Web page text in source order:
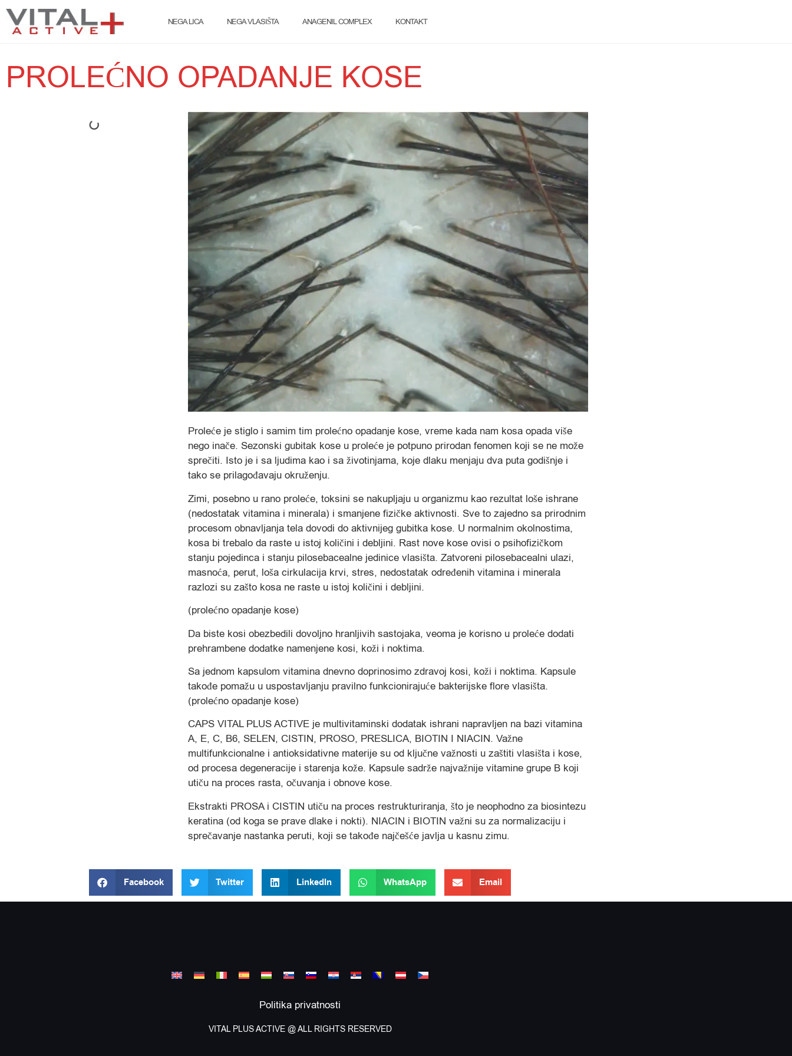
NEGA LICA NEGA VLASIŠTA ANAGENIL COMPLEX KONTAKT
PROLEĆNO OPADANJE KOSE
Proleće je stiglo i samim tim prolećno opadanje kose, vreme kada nam kosa opada više
nego inače. Sezonski gubitak kose u proleće je potpuno prirodan fenomen koji se ne može
sprečiti. Isto je i sa ljudima kao i sa životinjama, koje dlaku menjaju dva puta godišnje i
tako se prilagođavaju okruženju.
Zimi, posebno u rano proleće, toksini se nakupljaju u organizmu kao rezultat loše ishrane
(nedostatak vitamina i minerala) i smanjene fizičke aktivnosti. Sve to zajedno sa prirodnim
procesom obnavljanja tela dovodi do aktivnijeg gubitka kose. U normalnim okolnostima,
kosa bi trebalo da raste u istoj količini i debljini. Rast nove kose ovisi o psihofizičkom
stanju pojedinca i stanju pilosebacealne jedinice vlasišta. Zatvoreni pilosebacealni ulazi,
masnoća, perut, loša cirkulacija krvi, stres, nedostatak određenih vitamina i minerala
razlozi su zašto kosa ne raste u istoj količini i debljini.
(prolećno opadanje kose)
Da biste kosi obezbedili dovoljno hranljivih sastojaka, veoma je korisno u proleće dodati
prehrambene dodatke namenjene kosi, koži i noktima.
Sa jednom kapsulom vitamina dnevno doprinosimo zdravoj kosi, koži i noktima. Kapsule
takođe pomažu u uspostavljanju pravilno funkcionirajuće bakterijske flore vlasišta.
(prolećno opadanje kose)
CAPS VITAL PLUS ACTIVE je multivitaminski dodatak ishrani napravljen na bazi vitamina
A, E, C, B6, SELEN, CISTIN, PROSO, PRESLICA, BIOTIN I NIACIN. Važne
multifunkcionalne i antioksidativne materije su od ključne važnosti u zaštiti vlasišta i kose,
od procesa degeneracije i starenja kože. Kapsule sadrže najvažnije vitamine grupe B koji
utiču na proces rasta, očuvanja i obnove kose.
Ekstrakti PROSA i CISTIN utiču na proces restrukturiranja, što je neophodno za biosintezu
keratina (od koga se prave dlake i nokti). NIACIN i BIOTIN važni su za normalizaciju i
sprečavanje nastanka peruti, koji se takođe najčešće javlja u kasnu zimu.
Facebook Twitter LinkedIn WhatsApp Email
Politika privatnosti
VITAL PLUS ACTIVE @ ALL RIGHTS RESERVED